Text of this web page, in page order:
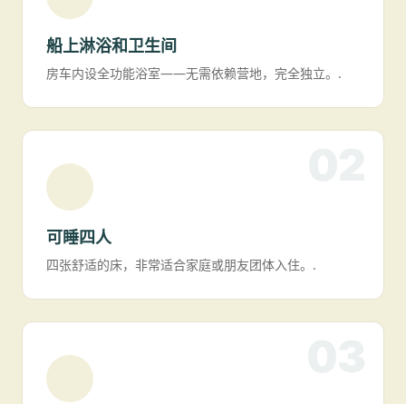
船上淋浴和卫生间
房车内设全功能浴室——无需依赖营地，完全独立。.
可睡四人
四张舒适的床，非常适合家庭或朋友团体入住。.